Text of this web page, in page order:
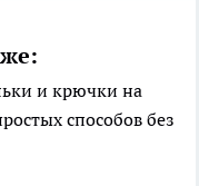
и крючки на
способов без